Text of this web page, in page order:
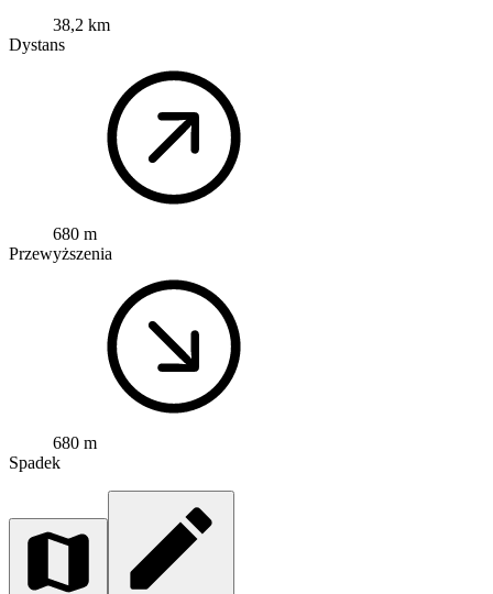
38,2 km
Dystans
680 m
Przewyższenia
680 m
Spadek